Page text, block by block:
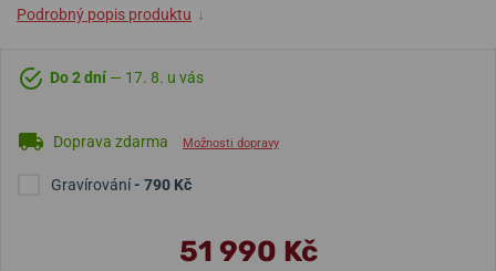
Podrobný popis produktu ↓
Do 2 dní — 17. 8. u vás
Doprava zdarma Možnosti dopravy
Gravírování- 790 Kč
51 990 Kč